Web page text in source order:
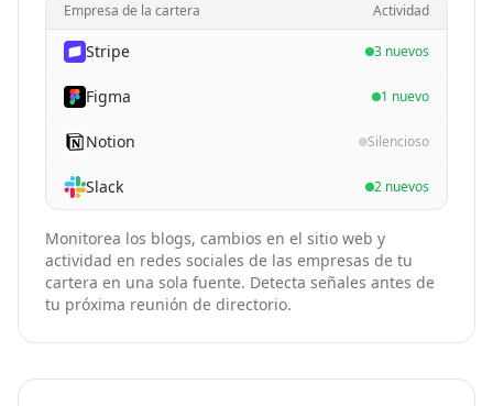
Empresa de la cartera Actividad
Stripe 3 nuevos
Figma 1 nuevo
Notion Silencioso
Slack 2 nuevos
Monitorea los blogs, cambios en el sitio web y
actividad en redes sociales de las empresas de tu
cartera en una sola fuente. Detecta señales antes de
tu próxima reunión de directorio.